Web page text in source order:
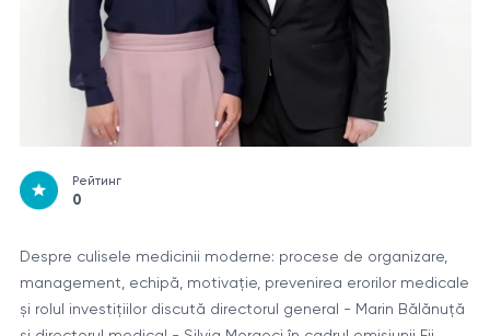
Рейтинг
0
Despre culisele medicinii moderne: procese de organizare,
management, echipă, motivație, prevenirea erorilor medicale
și rolul investițiilor discută directorul general - Marin Bălănuță